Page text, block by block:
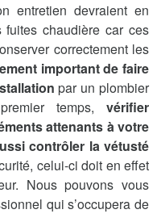
entretien devraient en
chaudière car ces
correctement les
important de faire
par un plombier
temps, vérifier
attenants à votre
contrôler la vétusté
celui-ci doit en effet
Nous pouvons vous
qui s’occupera de